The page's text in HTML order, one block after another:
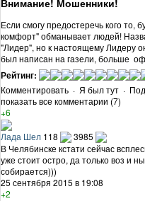
Если смогу предостеречь кого то,
комфорт" обманывает людей!
"Лидер", но к настоящему Лидеру
был написан на газели, больше
Рейтинг:
Комментировать · Я был тут ·
показать все комментарии (7)
+6
Лада Шел 118
3985
В Челябинске кстати сейчас
уже стоит остро, да только воз и
собирается)))
25 сентября 2015 в 19:08
+2